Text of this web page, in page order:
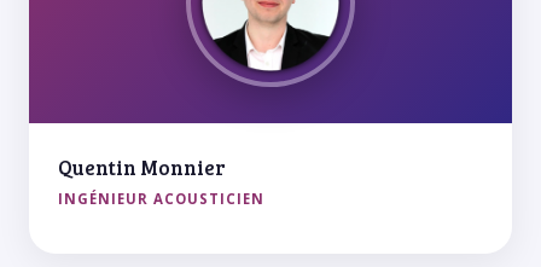
Quentin Monnier
INGÉNIEUR ACOUSTICIEN